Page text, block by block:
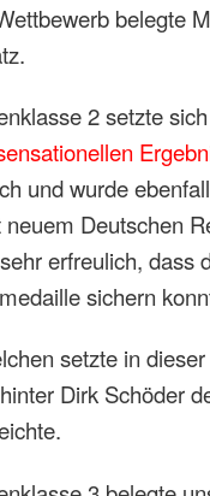
belegte
2 setzte sich
und wurde
Deutschen
erfreulich, dass
sichern
setzte in
Dirk Schöder